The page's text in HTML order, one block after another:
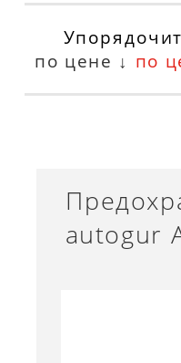
по цене ↓ по
autogur